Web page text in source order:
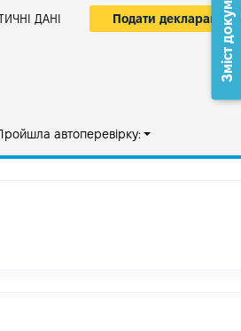
ДАНІ Подати декларацію
автоперевірку:
Зміст документа